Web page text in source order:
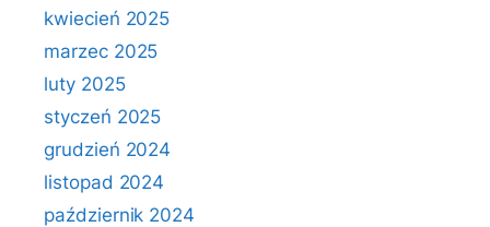
kwiecień 2025
marzec 2025
luty 2025
styczeń 2025
grudzień 2024
listopad 2024
październik 2024